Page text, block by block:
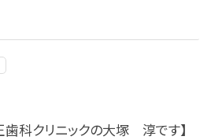
科クリニックの大塚 淳です】